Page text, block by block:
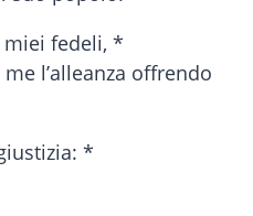
fedeli, *
l’alleanza offrendo
*